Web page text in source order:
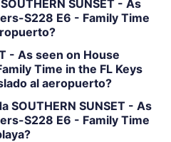
SUNSET - As
S228 E6 - Family Time
- As seen on House
Time in the FL Keys
al aeropuerto?
SOUTHERN SUNSET - As
S228 E6 - Family Time